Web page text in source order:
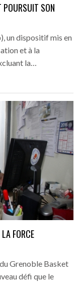
POURSUIT SON
un dispositif mis en
et à la
la…
FORCE
Grenoble Basket
défi que le